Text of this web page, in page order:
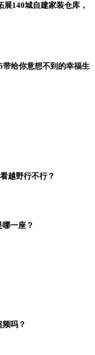
140城自建家装仓库，
给你意想不到的幸福生
越野行不行？
一座？
吗？